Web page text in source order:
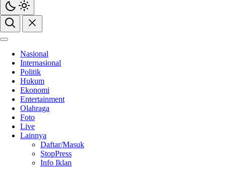
Nasional
Internasional
Politik
Hukum
Ekonomi
Entertainment
Olahraga
Foto
Live
Lainnya
Daftar/Masuk
StopPress
Info Iklan